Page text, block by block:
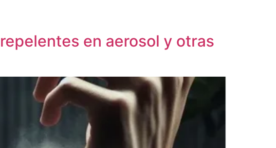
en aerosol y otras